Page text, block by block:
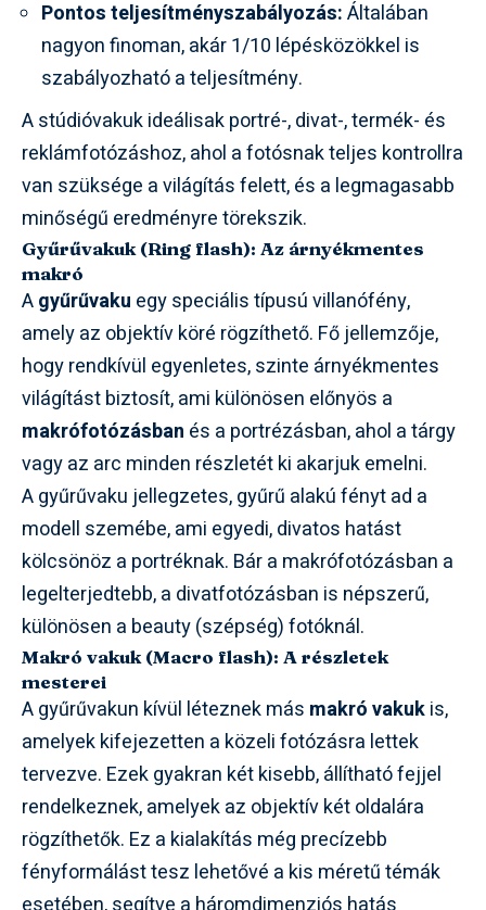
Pontos teljesítményszabályozás:Általában
nagyon finoman, akár 1/10 lépésközökkel is
szabályozható a teljesítmény.
A stúdióvakuk ideálisak portré-, divat-, termék- és
reklámfotózáshoz, ahol a fotósnak teljes kontrollra
van szüksége a világítás felett, és a legmagasabb
minőségű eredményre törekszik.
Gyűrűvakuk (Ring flash): Az árnyékmentes
makró
Agyűrűvaku egy speciális típusú villanófény,
amely az objektív köré rögzíthető. Fő jellemzője,
hogy rendkívül egyenletes, szinte árnyékmentes
világítást biztosít, ami különösen előnyös a
makrófotózásban és a portrézásban, ahol a tárgy
vagy az arc minden részletét ki akarjuk emelni.
A gyűrűvaku jellegzetes, gyűrű alakú fényt ad a
modell szemébe, ami egyedi, divatos hatást
kölcsönöz a portréknak. Bár a makrófotózásban a
legelterjedtebb, a divatfotózásban is népszerű,
különösen a beauty (szépség) fotóknál.
Makró vakuk (Macro flash): A részletek
mesterei
A gyűrűvakun kívül léteznek más makró vakukis,
amelyek kifejezetten a közeli fotózásra lettek
tervezve. Ezek gyakran két kisebb, állítható fejjel
rendelkeznek, amelyek az objektív két oldalára
rögzíthetők. Ez a kialakítás még precízebb
fényformálást tesz lehetővé a kis méretű témák